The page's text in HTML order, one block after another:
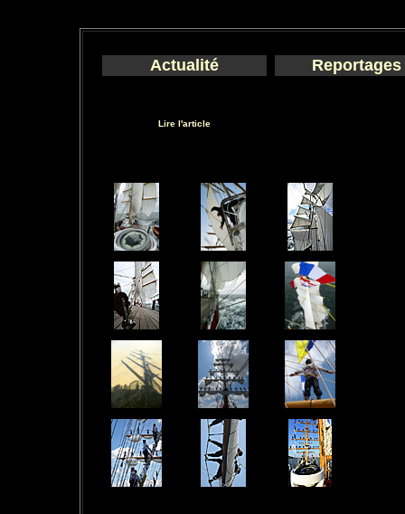
Actualité Reportages
Lire l'article